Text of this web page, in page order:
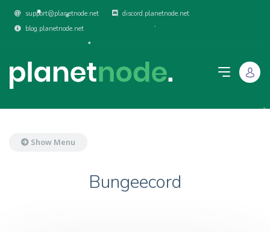
support@planetnode.net
discord.planetnode.net
blog.planetnode.net
Show Menu
Bungeecord